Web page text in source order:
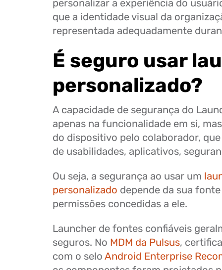
personalizar a experiência do
que a identidade visual da
representada adequadamente
É seguro usar
personalizado?
A capacidade de segurança do
apenas na funcionalidade em si,
do dispositivo pelo colaborador,
de usabilidades, aplicativos,
Ou seja, a segurança ao usar um
personalizado depende da sua
permissões concedidas a ele.
Launcher de fontes confiáveis
seguros. No MDM da Pulsus,
com o selo Android Enterprise